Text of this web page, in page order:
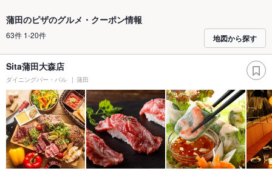
蒲田のピザのグルメ・クーポン情報
63件 1-20件 地図から探す
Sita蒲田大森店
ダイニングバー・バル 蒲田